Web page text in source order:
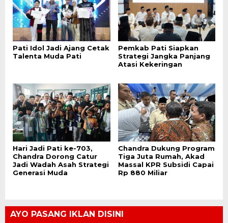
Pati Idol Jadi Ajang Cetak
Talenta Muda Pati
Pemkab Pati Siapkan
Strategi Jangka Panjang
Atasi Kekeringan
Hari Jadi Pati ke-703,
Chandra Dorong Catur
Jadi Wadah Asah Strategi
Generasi Muda
Chandra Dukung Program
Tiga Juta Rumah, Akad
Massal KPR Subsidi Capai
Rp 880 Miliar
AYO PASANG IKLAN DISINI